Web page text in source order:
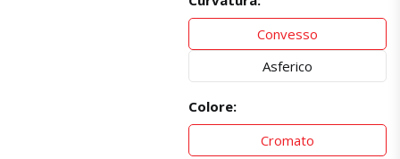
Convesso
Asferico
Colore:
Cromato